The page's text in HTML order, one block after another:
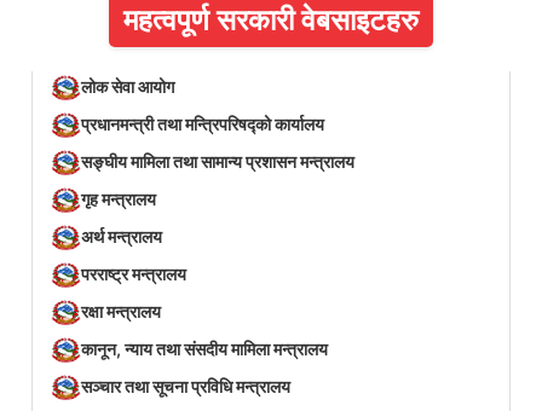
महत्वपूर्ण सरकारी वेबसाइटहरु
लोक सेवा आयोग
प्रधानमन्त्री तथा मन्त्रिपरिषद्को कार्यालय
सङ्घीय मामिला तथा सामान्य प्रशासन मन्त्रालय
गृह मन्त्रालय
अर्थ मन्त्रालय
परराष्ट्र मन्त्रालय
रक्षा मन्त्रालय
कानून, न्याय तथा संसदीय मामिला मन्त्रालय
सञ्‍चार तथा सूचना प्रविधि मन्त्रालय